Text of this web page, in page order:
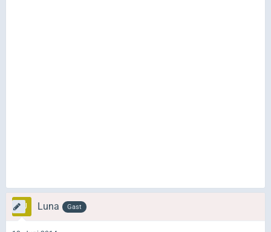
Luna Gast